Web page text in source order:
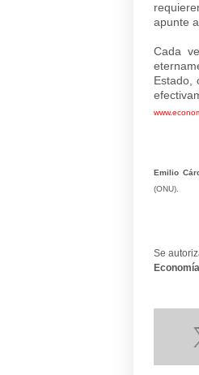
apunte
Cada
Estado,
Emilio
(ONU).
Se